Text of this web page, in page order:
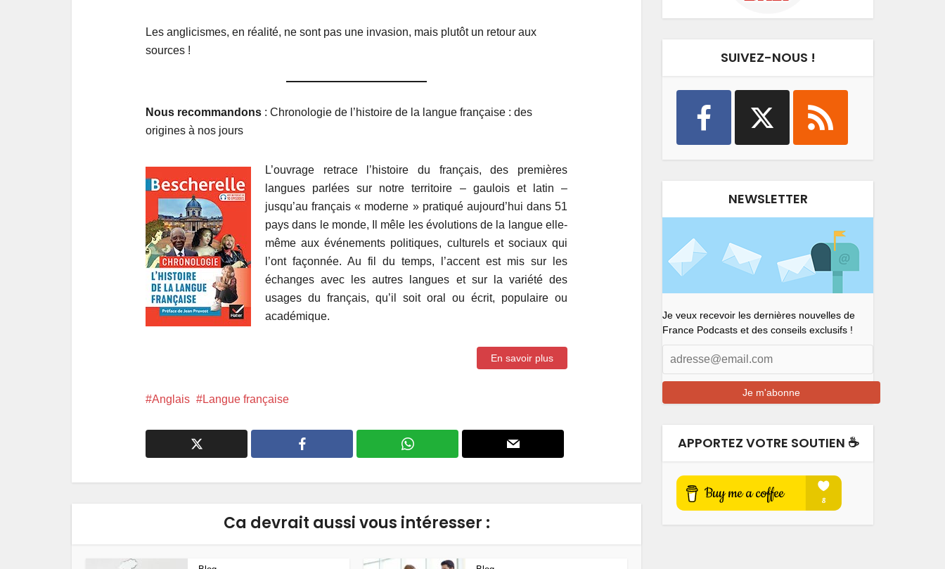
Les anglicismes, en réalité, ne sont pas une invasion, mais plutôt un retour aux
sources !
Nous recommandons : Chronologie de l’histoire de la langue française : des
origines à nos jours
L’ouvrage retrace l’histoire du français, des premières
langues parlées sur notre territoire – gaulois et latin –
jusqu’au français « moderne » pratiqué aujourd’hui dans 51
pays dans le monde, Il mêle les évolutions de la langue elle-
même aux événements politiques, culturels et sociaux qui
l’ont façonnée. Au fil du temps, l’accent est mis sur les
échanges avec les autres langues et sur la variété des
usages du français, qu’il soit oral ou écrit, populaire ou
académique.
En savoir plus
Anglais Langue française
Ca devrait aussi vous intéresser :
SUIVEZ-NOUS !
NEWSLETTER
Je veux recevoir les dernières nouvelles de
France Podcasts et des conseils exclusifs !
APPORTEZ VOTRE SOUTIEN ☕️